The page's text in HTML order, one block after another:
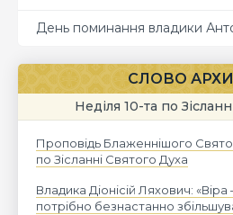
День поминання владики
СЛОВО
Неділя 10-та по
Проповідь Блаженнішого
по Зісланні Святого Духа
Владика Діонісій Ляхович:
потрібно безнастанно